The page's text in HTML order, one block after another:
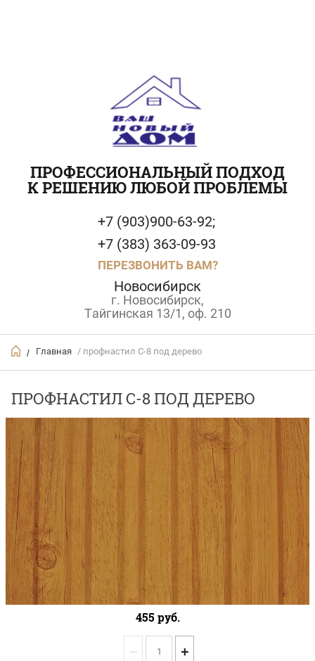
ПРОФЕССИОНАЛЬНЫЙ ПОДХОД
К РЕШЕНИЮ ЛЮБОЙ ПРОБЛЕМЫ
+7 (903)900-63-92;
+7 (383) 363-09-93
ПЕРЕЗВОНИТЬ ВАМ?
Новосибирск
г. Новосибирск,
Тайгинская 13/1, оф. 210
/ Главная / профнастил С-8 под дерево
ПРОФНАСТИЛ С-8 ПОД ДЕРЕВО
455 руб.
− +